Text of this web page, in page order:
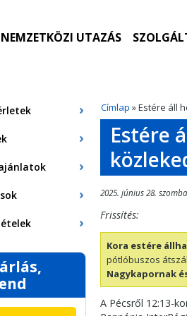
NEMZETKÖZI UTAZÁS
Címlap » Estére áll
Estére
2025. június 28.
Frissítés:
Kora estére
pótlóbuszos
Nagykapornak
A Pécsről 12:13-